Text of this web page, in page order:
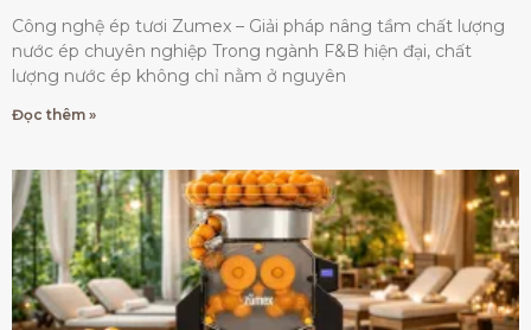
Công nghệ ép tươi Zumex – Giải pháp nâng tầm chất lượng
nước ép chuyên nghiệp Trong ngành F&B hiện đại, chất
lượng nước ép không chỉ nằm ở nguyên
Đọc thêm »